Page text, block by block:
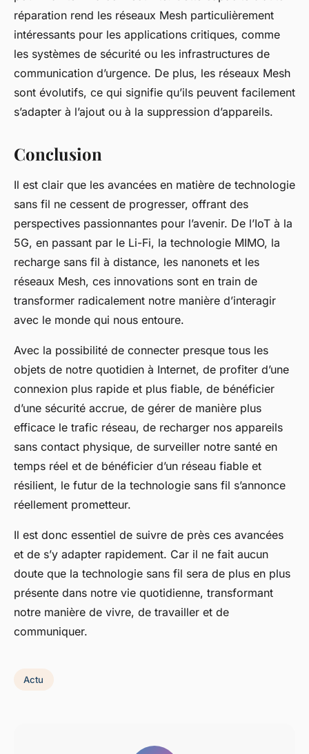
réparation rend les réseaux Mesh particulièrement
intéressants pour les applications critiques, comme
les systèmes de sécurité ou les infrastructures de
communication d’urgence. De plus, les réseaux Mesh
sont évolutifs, ce qui signifie qu’ils peuvent facilement
s’adapter à l’ajout ou à la suppression d’appareils.
Conclusion
Il est clair que les avancées en matière de technologie
sans fil ne cessent de progresser, offrant des
perspectives passionnantes pour l’avenir. De l’IoT à la
5G, en passant par le Li-Fi, la technologie MIMO, la
recharge sans fil à distance, les nanonets et les
réseaux Mesh, ces innovations sont en train de
transformer radicalement notre manière d’interagir
avec le monde qui nous entoure.
Avec la possibilité de connecter presque tous les
objets de notre quotidien à Internet, de profiter d’une
connexion plus rapide et plus fiable, de bénéficier
d’une sécurité accrue, de gérer de manière plus
efficace le trafic réseau, de recharger nos appareils
sans contact physique, de surveiller notre santé en
temps réel et de bénéficier d’un réseau fiable et
résilient, le futur de la technologie sans fil s’annonce
réellement prometteur.
Il est donc essentiel de suivre de près ces avancées
et de s’y adapter rapidement. Car il ne fait aucun
doute que la technologie sans fil sera de plus en plus
présente dans notre vie quotidienne, transformant
notre manière de vivre, de travailler et de
communiquer.
Actu